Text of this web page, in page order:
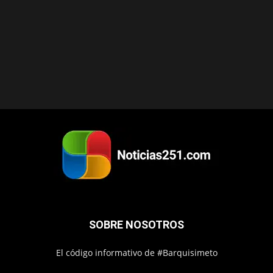
SOBRE NOSOTROS
El código informativo de #Barquisimeto